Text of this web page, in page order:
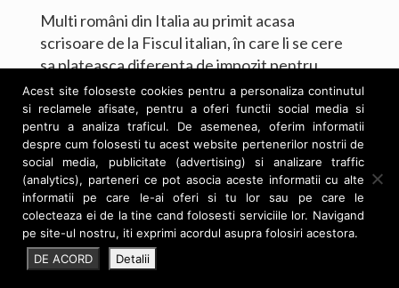
Download CV En
Multi români din Italia au primit acasa
scrisoare de la Fiscul italian, în care li se cere
sa plateasca diferenta de impozit pentru
casele pe care le au în România. Potrivit unui
decret emanat de guvernul Monti în 2011, si
românii rezidenti în Italia sunt obligati sa
plateascaimpozit statului italian, pentru
proprietatile pe care le detin în România.
Avocatul Poporului din România (foto), care a
examinat chestiunea impozitului pe casele din
România, a explicat ca, în baza unui tratat din
1977 dintre Republica Socialista România si
Acest site foloseste cookies pentru a personaliza continutul
si reclamele afisate, pentru a oferi functii social media si
pentru a analiza traficul. De asemenea, oferim informatii
despre cum folosesti tu acest website pertenerilor nostrii de
social media, publicitate (advertising) si analizare traffic
(analytics), parteneri ce pot asocia aceste informatii cu alte
informatii pe care le-ai oferi si tu lor sau pe care le
colecteaza ei de la tine cand folosesti serviciile lor. Navigand
pe site-ul nostru, iti exprimi acordul asupra folosiri acestora.
DE ACORD
Detalii